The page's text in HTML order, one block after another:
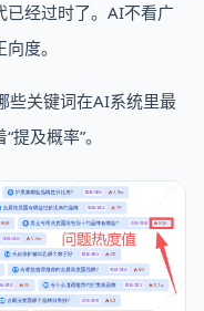
已经过时了。AI不看广
度。
些关键词在AI系统里最
及概率”。